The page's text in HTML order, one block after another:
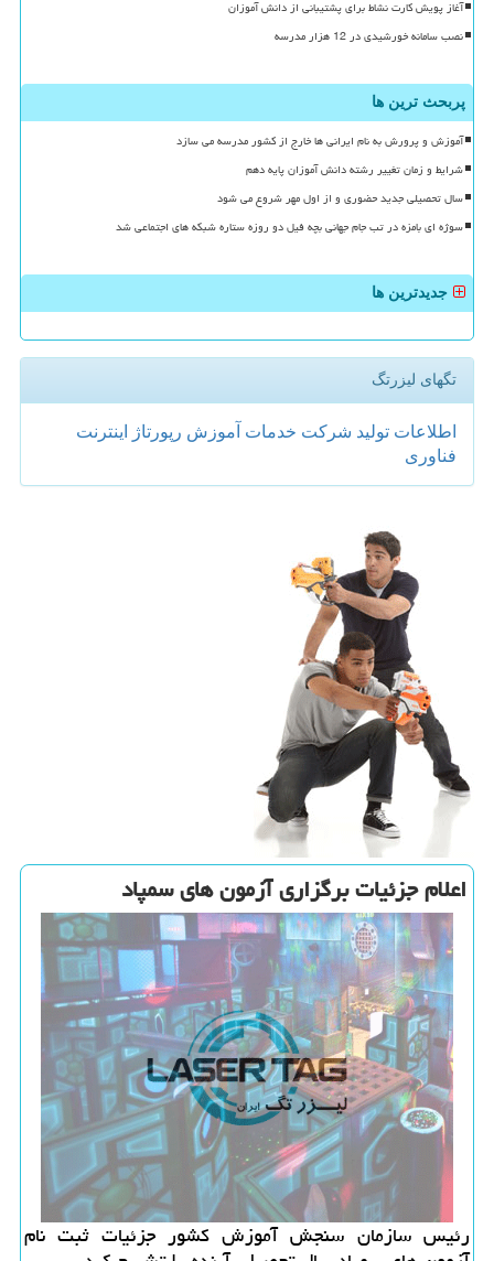
آغاز پویش کارت نشاط برای پشتیبانی از دانش آموزان
نصب سامانه خورشیدی در 12 هزار مدرسه
پربحث ترین ها
آموزش و پرورش به نام ایرانی ها خارج از کشور مدرسه می سازد
شرایط و زمان تغییر رشته دانش آموزان پایه دهم
سال تحصیلی جدید حضوری و از اول مهر شروع می شود
سوژه ای بامزه در تب جام جهانی بچه فیل دو روزه ستاره شبکه های اجتماعی شد
جدیدترین ها
تگهای لیزرتگ
اطلاعات تولید شركت خدمات آموزش رپورتاژ
اینترنت
فناوری
اعلام جزئیات برگزاری آزمون های سمپاد
رئیس سازمان سنجش آموزش کشور جزئیات ثبت نام